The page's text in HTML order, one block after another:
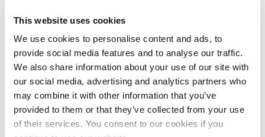
This website uses cookies
We use cookies to personalise content and ads, to
provide social media features and to analyse our traffic.
We also share information about your use of our site with
our social media, advertising and analytics partners who
may combine it with other information that you’ve
provided to them or that they’ve collected from your use
of their services. You consent to our cookies if you
Neue Ausgabe: 2025
Aktualisierte und aktuelle Einblicke
CrossLinq wird häufig verwendet
für:
Verbesserung des Aussehens und der Heilung von
Narben
Unterstützung bei Tinnitus